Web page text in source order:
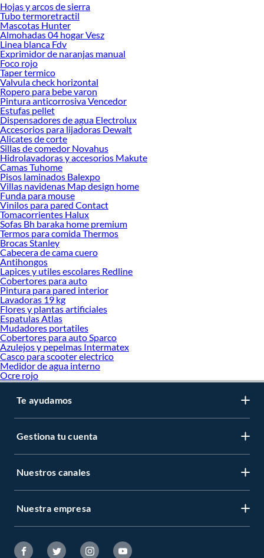
necesario para cada uno de tus proyectos en las mejores marcas de calidad y con
garantía.
Precios de Cubrevolantes en Sodimac Perú
Si buscar ahorrar, estás en la tienda correcta porque en Sodimac tenemos
nuestra política de precios bajos garantizados en Cubrevolantes, así que no
dudes más y compra online este producto con sus complementos para que
termines tu proyecto al 100% a un costo económico. Además, elige entre las
opciones de delivery o recojo en tienda.
Las mejores marcas de Cubrevolantes
Sabemos que la calidad, confianza y seguridad son factores importantes al
momento de decidir qué modelo comprar, por ello contamos con una amplia
oferta de marcas prestigiosas y reconocidas en Cubrevolantes. De esta manera,
inviertes en durabilidad, rendimiento, excelencia y satisfacción garantizada.
Hojas y arcos de sierra
Tubo termoretractil
Mascotas Hunter
Almohadas 04 hogar Vesz
Linea blanca Fdv
Exprimidor de naranjas manual
Foco rojo
Taper termico
Valvula check horizontal
Ropero para bebe varon
Pintura anticorrosiva Vencedor
Estufas pellet
Dispensadores de agua Electrolux
Accesorios para lijadoras Dewalt
Alicates de corte
Sillas de comedor Novahus
Hidrolavadoras y accesorios Makute
Camas Tuhome
Pisos laminados Balexpo
Villas navidenas Map design home
Funda para mouse
Vinilos para pared Contact
Tomacorrientes Halux
Sofas Bh baraka home premium
Termos para comida Thermos
Brocas Stanley
Cabecera de cama cuero
Antihongos
Lapices y utiles escolares Redline
Cobertores para auto
Pintura para pared interior
Lavadoras 19 kg
Flores y plantas artificiales
Espatulas Atlas
Mudadores portatiles
Cobertores para auto Sparco
Azulejos y pepelmas Intermatex
Casco para scooter electrico
Medidor de agua interno
Ocre rojo
Te ayudamos
Gestiona tu cuenta
Nuestros canales
Nuestra empresa